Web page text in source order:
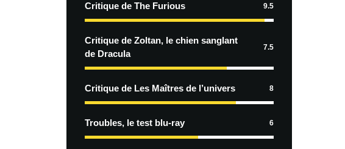
Critique de The Furious 9.5
Critique de Zoltan, le chien sanglant
de Dracula
7.5
Critique de Les Maîtres de l’univers 8
Troubles, le test blu-ray 6